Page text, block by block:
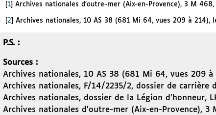
[1] Archives nationales d’outre-mer (Aix-en-Provence), 3 M
2 Archives nationales, 10 AS 38 (681 Mi 64, vues 209 à 214),
P.S. :
Sources :
Archives nationales, 10 AS 38 (681 Mi 64, vues 209
Archives nationales, F/14/2235/2, dossier de carrière
Archives nationales, dossier de la Légion d’honneur,
Archives nationales d’outre-mer (Aix-en-Provence),